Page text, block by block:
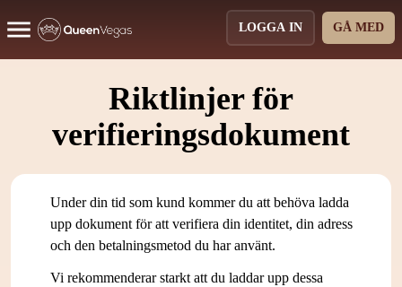
LOGGA IN GÅ MED
Riktlinjer för
verifieringsdokument
Under din tid som kund kommer du att behöva ladda
upp dokument för att verifiera din identitet, din adress
och den betalningsmetod du har använt.
Vi rekommenderar starkt att du laddar upp dessa